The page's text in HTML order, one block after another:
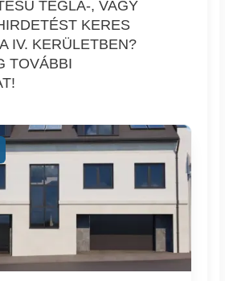
TÉGLA-, VAGY
KERES
IV. KERÜLETBEN?
TOVÁBBI